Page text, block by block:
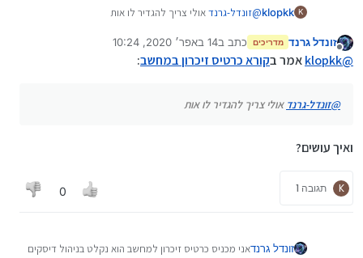
K
klopkk
@זונדל-גרנדאולי צריך להגדיר לו אות
מנותק
זונדל גרנד מדריכים כתב ב14 באפר׳ 2020, 10:24
נערך לאחרונה על ידי
@
klopkkאמר בקורא כרטיס זיכרון במחשב:
@זונדל-גרנד אולי צריך להגדיר לו אות
ואיך עושים?
K תגובה 1 0
זונדל גרנדאני מכניס כרטיס זיכרון למחשב הוא נקלט בניהול דיסקים